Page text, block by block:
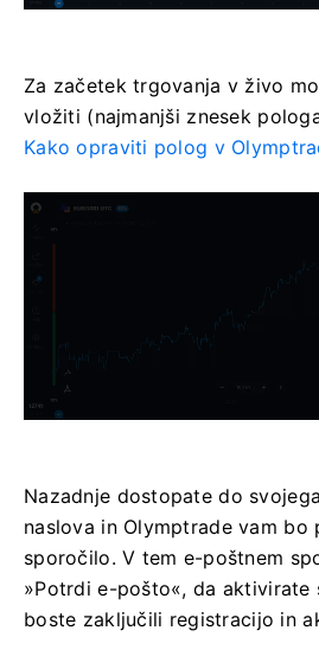
Za začetek trgovanja v živo
vložiti (najmanjši znesek
Kako opraviti polog v
Nazadnje dostopate do
naslova in Olymptrade vam
sporočilo. V tem e-poštnem
»Potrdi e-pošto«, da aktivirate
boste zaključili registracijo in